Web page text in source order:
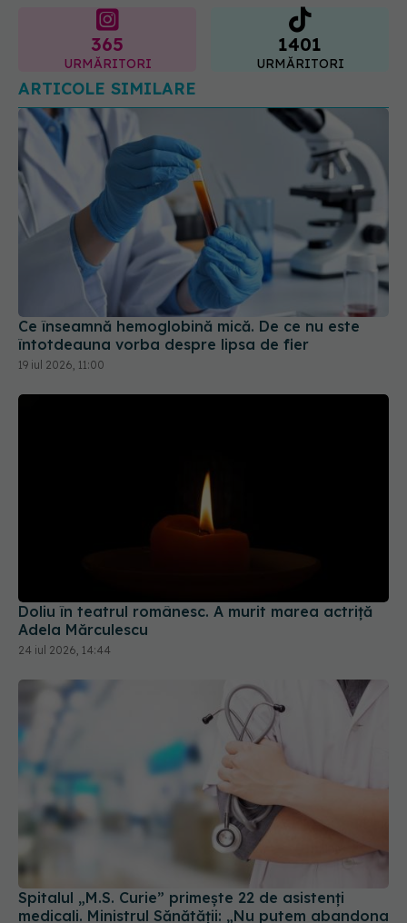
365
URMĂRITORI
1401
URMĂRITORI
ARTICOLE SIMILARE
Ce înseamnă hemoglobină mică. De ce nu este
întotdeauna vorba despre lipsa de fier
19 iul 2026, 11:00
Doliu în teatrul românesc. A murit marea actriță
Adela Mărculescu
24 iul 2026, 14:44
Spitalul „M.S. Curie” primește 22 de asistenți
medicali. Ministrul Sănătății: „Nu putem abandona